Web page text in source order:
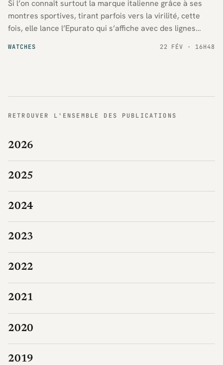
WATCHES
Si l’on connaît surtout la marque italienne grâce à ses
montres sportives, tirant parfois vers la virilité, cette
fois, elle lance l’Epurato qui s’affiche avec des lignes
22 FÉV · 16H48
RETROUVER L'ENSEMBLE DES PUBLICATIONS
2026
2025
2024
2023
2022
2021
2020
2019